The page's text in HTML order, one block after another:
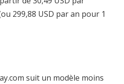
299,88 USD par an pour 1
suit un modèle moins